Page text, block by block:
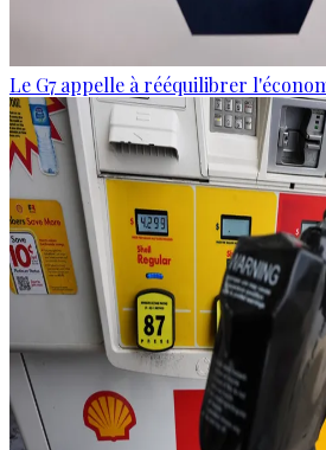
Le G7 appelle à rééquilibrer